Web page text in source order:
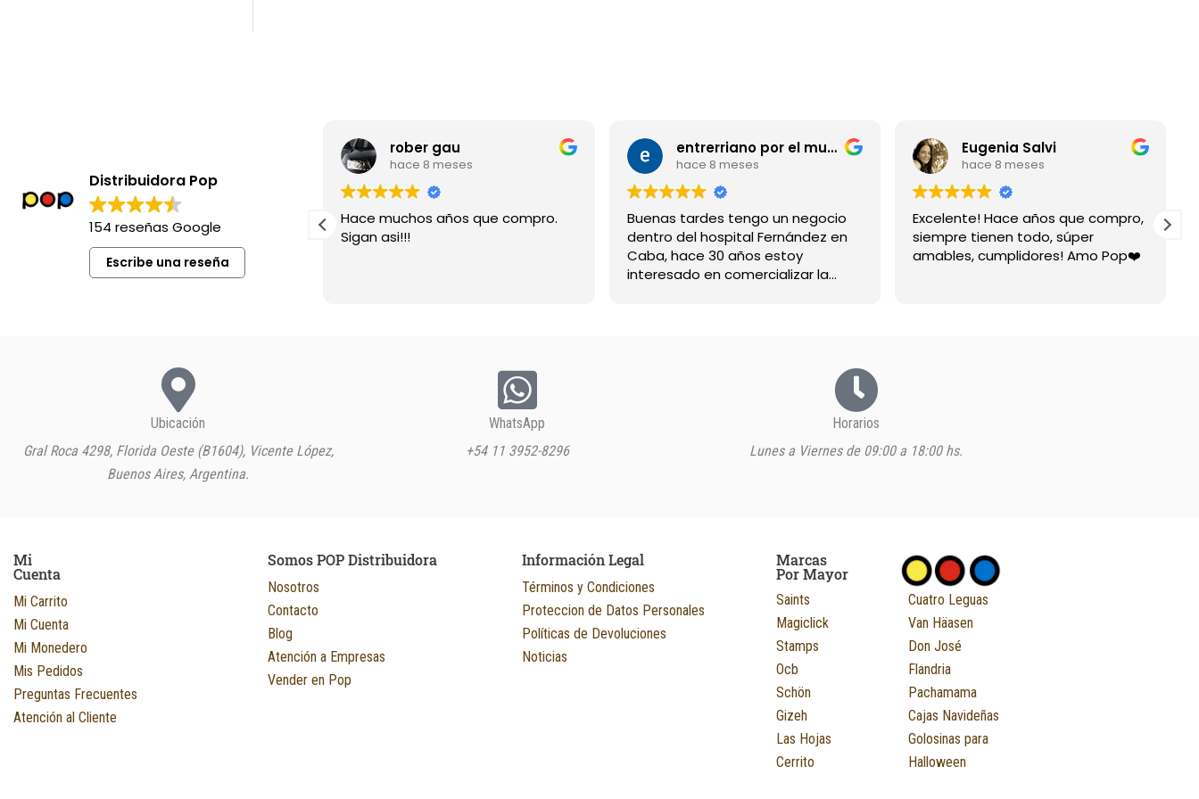
Distribuidora Pop
154 reseñas Google
Escribe una reseña
Excelente siempre !
rober gau
hace 8 meses
Hace muchos años que compro.
Sigan asi!!!
entrerriano por el mundo
hace 8 meses
Buenas tardes tengo un negocio
dentro del hospital Fernández en
Caba, hace 30 años estoy
interesado en comercializar la
Eugenia Salvi
hace 8 meses
Excelente! Hace años que compro,
siempre tienen todo, súper
amables, cumplidores! Amo Pop❤️
Ubicación
Gral Roca 4298, Florida Oeste (B1604), Vicente López,
Buenos Aires, Argentina.
WhatsApp
+54 11 3952-8296
Horarios
Lunes a Viernes de 09:00 a 18:00 hs.
Mi
Cuenta
Mi Carrito
Mi Cuenta
Mi Monedero
Mis Pedidos
Preguntas Frecuentes
Atención al Cliente
Somos POP Distribuidora
Nosotros
Contacto
Blog
Atención a Empresas
Vender en Pop
Información Legal
Términos y Condiciones
Proteccion de Datos Personales
Políticas de Devoluciones
Noticias
Marcas
Por Mayor
Saints
Magiclick
Stamps
Ocb
Schön
Gizeh
Las Hojas
Cerrito
Cuatro Leguas
Van Häasen
Don José
Flandria
Pachamama
Cajas Navideñas
Golosinas para
Halloween